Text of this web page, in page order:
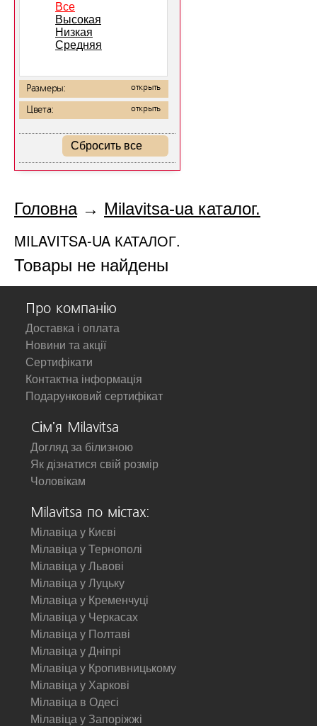
Все
Высокая
Низкая
Средняя
Размеры: открыть
Цвета: открыть
Сбросить все
Головна→ Milavitsa-ua каталог.
MILAVITSA-UA КАТАЛОГ.
Товары не найдены
Про компанію
Доставка і оплата
Новини та акції
Сертифікати
Контактна інформація
Подарунковий сертифікат
Сім'я Milavitsa
Догляд за білизною
Як дізнатися свій розмір
Чоловікам
Milavitsa по містах:
Мілавіца у Києві
Мілавіца у Тернополі
Мілавіца у Львові
Мілавіца у Луцьку
Мілавіца у Кременчуці
Мілавіца у Черкасах
Мілавіца у Полтаві
Мілавіца у Дніпрі
Мілавіца у Кропивницькому
Мілавіца у Харкові
Мілавіца в Одесі
Мілавіца у Запоріжжі